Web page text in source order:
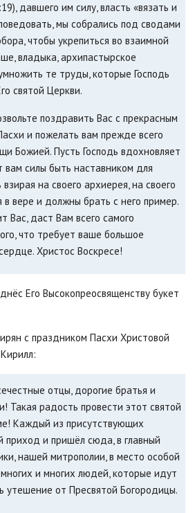
давшего им силу, власть «вязать и
мы собрались под сводами
чтобы укрепиться во взаимной
владыка, архипастырское
те труды, которые Господь
святой Церкви.
поздравить Вас с прекрасным
и пожелать вам прежде всего
Божией. Пусть Господь вдохновляет
силы быть наставником для
на своего архиерея, на своего
в вере и должны брать с него пример.
Вас, даст Вам всего самого
что требует ваше большое
Христос Воскресе!
Его Высокопреосвященству букет
с праздником Пасхи Христовой
отцы, дорогие братья и
Такая радость провести этот святой
Каждый из присутствующих
приход и пришёл сюда, в главный
нашей митрополии, в место особой
и многих людей, которые идут
утешение от Пресвятой Богородицы.